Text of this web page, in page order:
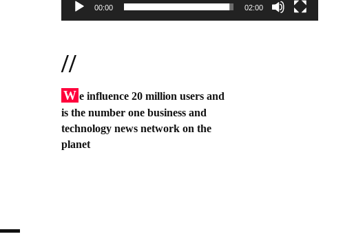
00:00 02:00
//
W e influence 20 million users and
is the number one business and
technology news network on the
planet